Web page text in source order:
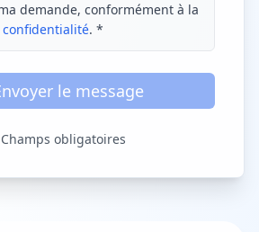
demande, conformément à la
. *
le message
obligatoires